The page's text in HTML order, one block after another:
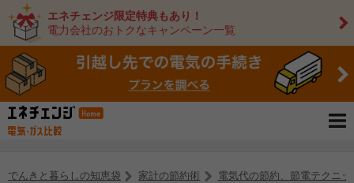
エネチェンジ限定特典もあり！
電力会社のおトクなキャンペーン一覧
でんきと暮らしの知恵袋 家計の節約術 電気代の節約、節電テクニッ